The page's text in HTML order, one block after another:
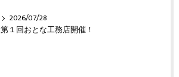
2026/07/28
第１回おとな工務店開催！